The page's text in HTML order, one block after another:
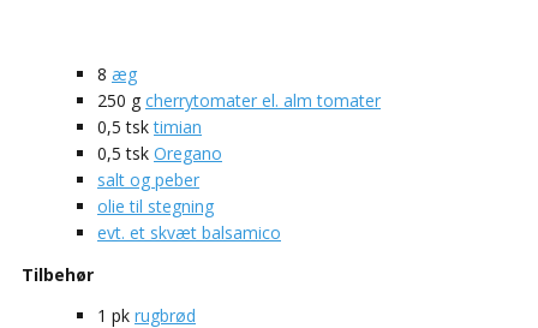
8 æg
250 g cherrytomater el. alm tomater
0,5 tsk timian
0,5 tsk Oregano
salt og peber
olie til stegning
evt. et skvæt balsamico
Tilbehør
1 pk rugbrød